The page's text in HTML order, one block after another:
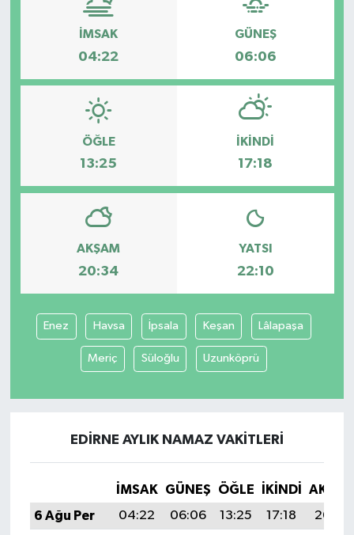
İMSAK
04:22
GÜNEŞ
06:06
ÖĞLE
13:25
İKINDI
17:18
AKŞAM
20:34
YATSI
22:10
Enez Havsa İpsala Keşan Lâlapaşa
Meriç Süloğlu Uzunköprü
EDIRNE AYLIK NAMAZ VAKITLERI
İMSAK GÜNEŞ ÖĞLE İKINDI
6 Ağu Per
04:22 06:06 13:25 17:18
20:34